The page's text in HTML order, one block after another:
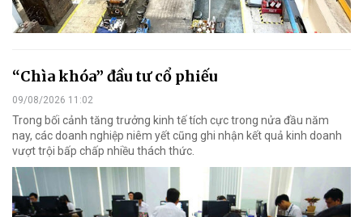
“Chìa khóa” đầu tư cổ phiếu
09/08/2026 11:02
Trong bối cảnh tăng trưởng kinh tế tích cực trong nửa đầu năm
nay, các doanh nghiệp niêm yết cũng ghi nhận kết quả kinh doanh
vượt trội bấp chấp nhiều thách thức.